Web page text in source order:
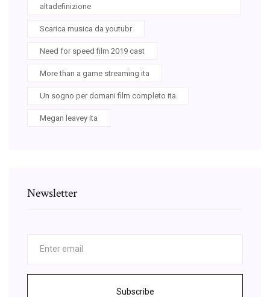
altadefinizione
Scarica musica da youtubr
Need for speed film 2019 cast
More than a game streaming ita
Un sogno per domani film completo ita
Megan leavey ita
Newsletter
Subscribe